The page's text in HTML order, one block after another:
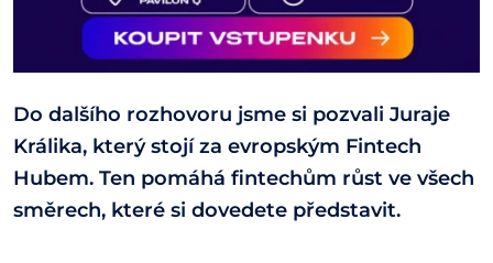
Do dalšího rozhovoru jsme si pozvali Juraje
Králika, který stojí za evropským Fintech
Hubem. Ten pomáhá fintechům růst ve všech
směrech, které si dovedete představit.